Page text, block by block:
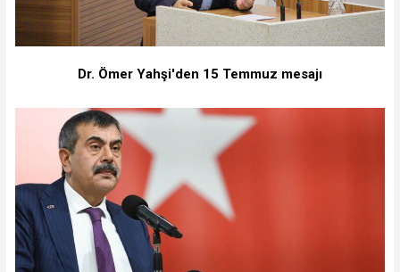
Dr. Ömer Yahşi'den 15 Temmuz mesajı